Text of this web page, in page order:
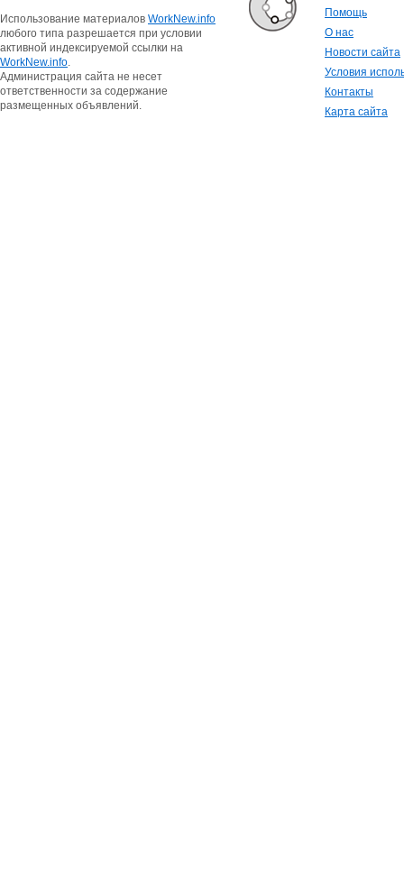
Использование материалов WorkNew.info
любого типа разрешается при условии
активной индексируемой ссылки на
WorkNew.info.
Администрация сайта не несет
ответственности за содержание
размещенных объявлений.
Помощь
О нас
Новости сайта
Условия
Контакты
Карта сайта